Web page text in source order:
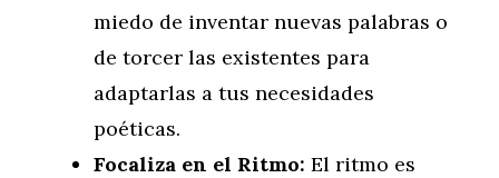
miedo de inventar nuevas palabras o
de torcer las existentes para
adaptarlas a tus necesidades
poéticas.
Focaliza en el Ritmo: El ritmo es